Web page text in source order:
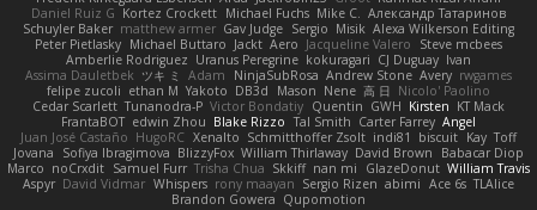
Daniel Ruiz G Kortez Crockett Michael Fuchs Mike C. Александр Татаринов
Schuyler Baker matthew armer Gav Judge Sergio Misik Alexa Wilkerson Editing
Peter Pietlasky Michael Buttaro Jackt Aero Jacqueline Valero
Steve mcbees
Amberlie Rodriguez Uranus Peregrine kokuragari CJ Duguay Ivan
Assima Dauletbek ツキ ミ Adam NinjaSubRosa Andrew Stone Avery rwgames
felipe zucoli ethan M Yakoto DB3d Mason Nene 高 日 Nicolo' Paolino
Cedar Scarlett Tunanodra-P Victor Bondatiy Quentin GWH Kirsten KT Mack
FrantaBOT edwin Zhou Blake Rizzo Tal Smith Carter Farrey Angel
Juan José Castaño HugoRC Xenalto Schmitthoffer Zsolt indi81 biscuit Kay Toff
Jovana
Sofiya Ibragimova BlizzyFox William Thirlaway David Brown
Babacar Diop
Marco noCrxdit Samuel Furr Trisha Chua Skkiff nan mi GlazeDonut William Travis
Aspyr David Vidmar Whispers rony maayan Sergio Rizen abimi Ace 6s TLAlice
Brandon Gowera Qupomotion